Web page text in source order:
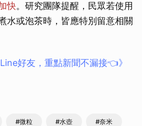
快。研究團隊提醒，民眾若使用
水或泡茶時，皆應特別留意相關
好友，重點新聞不漏接👈》
#微粒 #水壺 #奈米